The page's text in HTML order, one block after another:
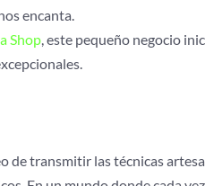
encanta.
Shop , este pequeño negocio
de transmitir las técnicas